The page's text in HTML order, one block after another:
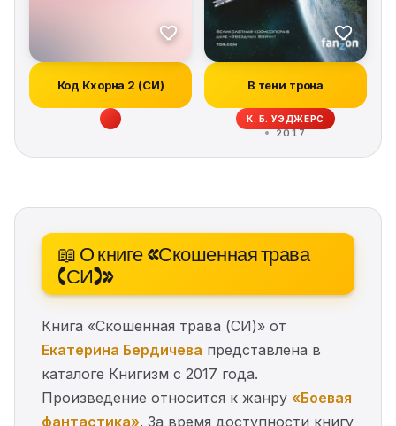
Код Кхорна 2 (СИ) В тени трона
К. Б. УЭДЖЕРС
2017
📖 О книге «Скошенная трава
(СИ)»
Книга «Скошенная трава (СИ)» от
Екатерина Бердичева представлена в
каталоге Книгизм с 2017 года.
Произведение относится к жанру «Боевая
фантастика». За время доступности книгу